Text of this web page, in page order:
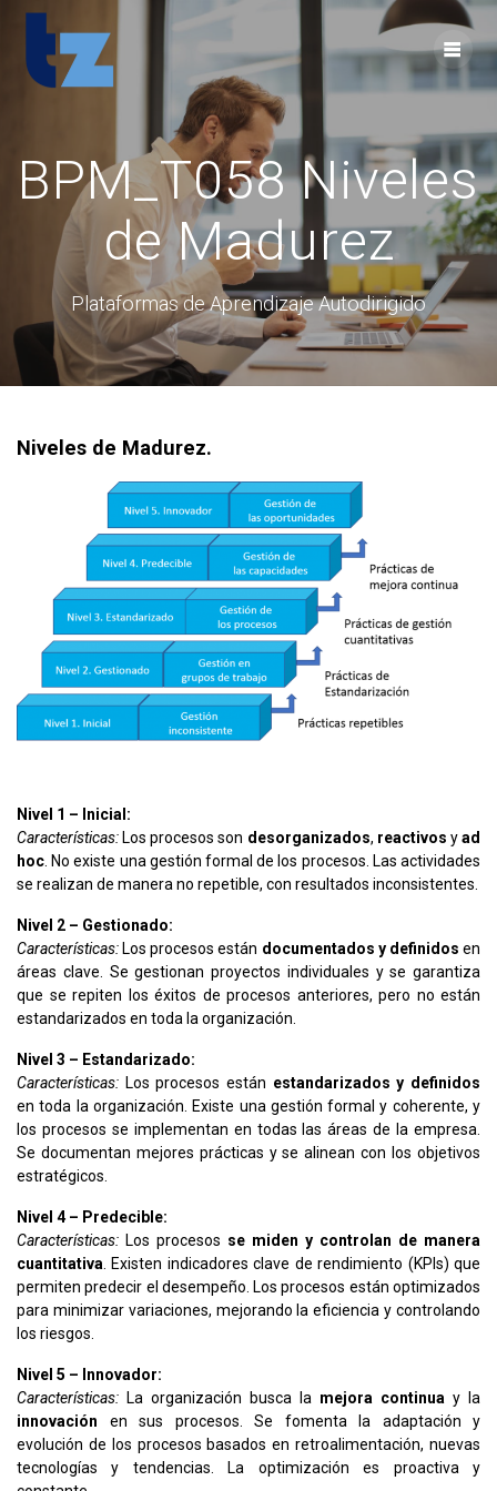
content
BPM_T058 Niveles
de Madurez
Plataformas de Aprendizaje Autodirigido
Niveles de Madurez.
Nivel 1 – Inicial:
Características: Los procesos son desorganizados, reactivos yad
hoc. No existe una gestión formal de los procesos. Las actividades
se realizan de manera no repetible, con resultados inconsistentes.
Nivel 2 – Gestionado:
Características: Los procesos están documentados y definidos en
áreas clave. Se gestionan proyectos individuales y se garantiza
que se repiten los éxitos de procesos anteriores, pero no están
estandarizados en toda la organización.
Nivel 3 – Estandarizado:
Características: Los procesos están estandarizados y definidos
en toda la organización. Existe una gestión formal y coherente, y
los procesos se implementan en todas las áreas de la empresa.
Se documentan mejores prácticas y se alinean con los objetivos
estratégicos.
Nivel 4 – Predecible:
Características: Los procesos se miden y controlan de manera
cuantitativa. Existen indicadores clave de rendimiento (KPIs) que
permiten predecir el desempeño. Los procesos están optimizados
para minimizar variaciones, mejorando la eficiencia y controlando
los riesgos.
Nivel 5 – Innovador:
Características: La organización busca la mejora continua y la
innovación en sus procesos. Se fomenta la adaptación y
evolución de los procesos basados en retroalimentación, nuevas
tecnologías y tendencias. La optimización es proactiva y